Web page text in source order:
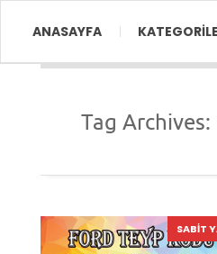
ANASAYFA
Tag Archives:
SABIT